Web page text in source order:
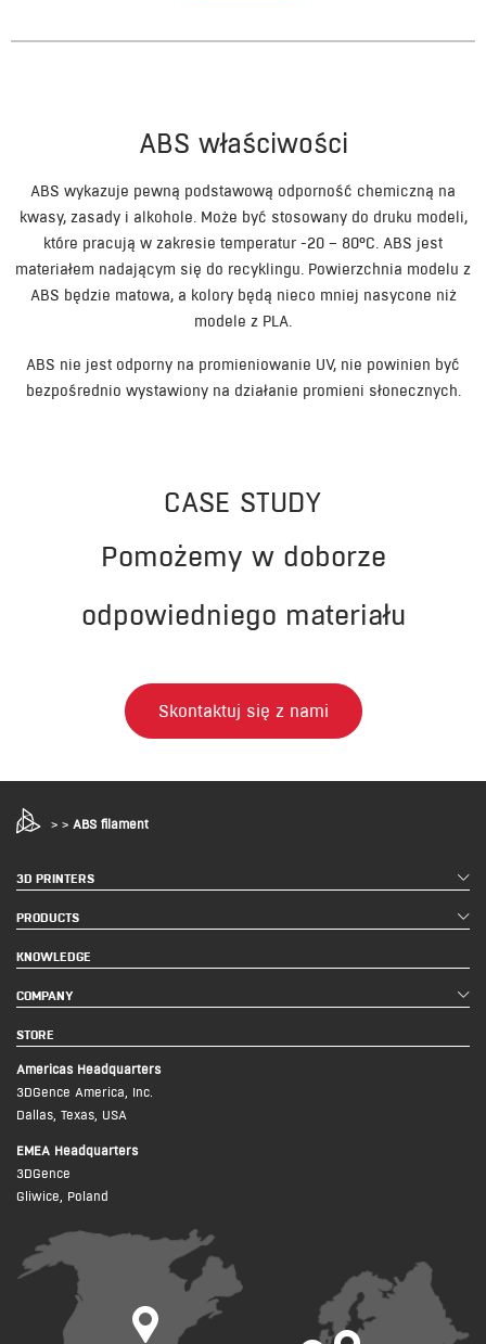
ABS właściwości
ABS wykazuje pewną podstawową odporność chemiczną na
kwasy, zasady i alkohole. Może być stosowany do druku modeli,
które pracują w zakresie temperatur -20 – 80°C. ABS jest
materiałem nadającym się do recyklingu. Powierzchnia modelu z
ABS będzie matowa, a kolory będą nieco mniej nasycone niż
modele z PLA.
ABS nie jest odporny na promieniowanie UV, nie powinien być
bezpośrednio wystawiony na działanie promieni słonecznych.
CASE STUDY
Pomożemy w doborze
odpowiedniego materiału
Skontaktuj się z nami
> > ABS filament
3D PRINTERS
PRODUCTS
KNOWLEDGE
COMPANY
STORE
Americas Headquarters
3DGence America, Inc.
Dallas, Texas, USA
EMEA Headquarters
3DGence
Gliwice, Poland